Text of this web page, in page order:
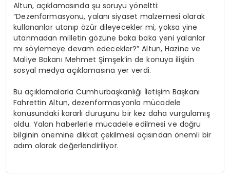
Altun, açıklamasında şu soruyu yöneltti:
“Dezenformasyonu, yalanı siyaset malzemesi olarak
kullananlar utanıp özür dileyecekler mi, yoksa yine
utanmadan milletin gözüne baka baka yeni yalanlar
mı söylemeye devam edecekler?” Altun, Hazine ve
Maliye Bakanı Mehmet Şimşek’in de konuya ilişkin
sosyal medya açıklamasına yer verdi.
Bu açıklamalarla Cumhurbaşkanlığı İletişim Başkanı
Fahrettin Altun, dezenformasyonla mücadele
konusundaki kararlı duruşunu bir kez daha vurgulamış
oldu. Yalan haberlerle mücadele edilmesi ve doğru
bilginin önemine dikkat çekilmesi açısından önemli bir
adım olarak değerlendiriliyor.